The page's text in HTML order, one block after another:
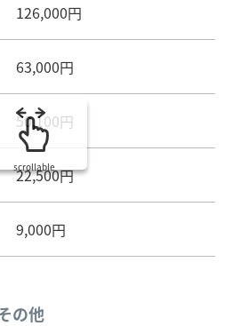
126,000円
63,000円
50,100円
22,500円
9,000円
scrollable
の他